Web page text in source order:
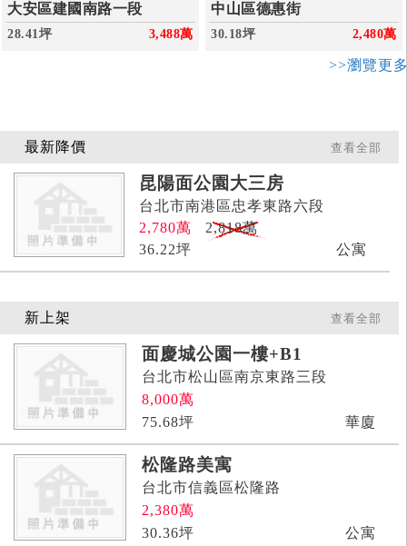
大安區建國南路一段
28.41坪 3,488萬
中山區德惠街
30.18坪 2,480萬
>>瀏覽更
最新降價 查看全部
昆陽面公園大三房
台北市南港區忠孝東路六段
2,780萬
2,818萬
36.22坪 公寓
新上架 查看全部
面慶城公園一樓+B1
台北市松山區南京東路三段
8,000萬
75.68坪 華廈
松隆路美寓
台北市信義區松隆路
2,380萬
30.36坪 公寓